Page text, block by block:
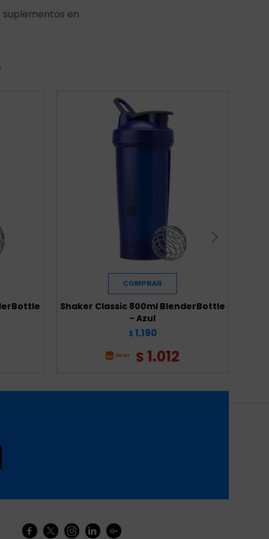
en
Shaker Classic 800ml BlenderBottle
- Azul
$ 1.190
$1.012
    